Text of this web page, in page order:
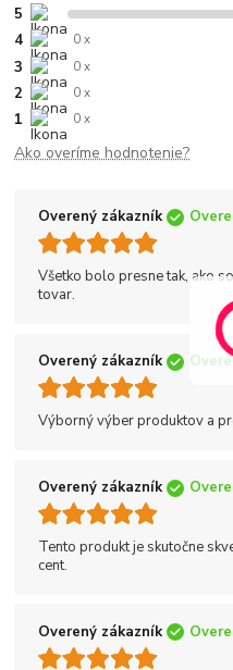
5
4 0 x
3 0 x
2 0 x
1 0 x
Ako overíme hodnotenie?
Overený zákazník
Všetko bolo presne tak, ako
tovar.
Overený zákazník
Výborný výber produktov a
Overený zákazník
Tento produkt je skutočne
cent.
Overený zákazník